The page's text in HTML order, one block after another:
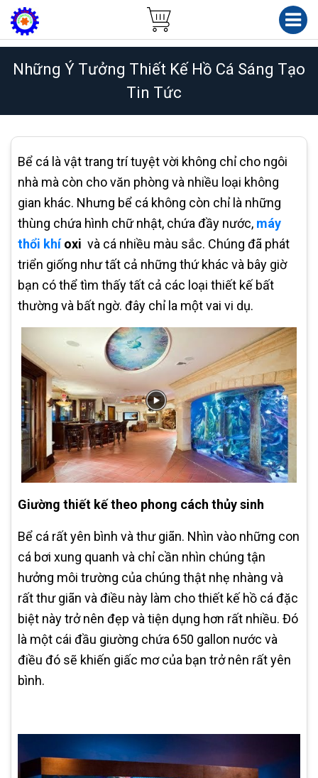
Những Ý Tưởng Thiết Kế Hồ Cá Sáng Tạo
Tin Tức
Bể cá là vật trang trí tuyệt vời không chỉ cho ngôi
nhà mà còn cho văn phòng và nhiều loại không
gian khác. Nhưng bể cá không còn chỉ là những
thùng chứa hình chữ nhật, chứa đầy nước, máy
thổi khíoxi và cá nhiều màu sắc. Chúng đã phát
triển giống như tất cả những thứ khác và bây giờ
bạn có thể tìm thấy tất cả các loại thiết kế bất
thường và bất ngờ. đây chỉ la một vai vi dụ.
Giường thiết kế theo phong cách thủy sinh
Bể cá rất yên bình và thư giãn. Nhìn vào những con
cá bơi xung quanh và chỉ cần nhìn chúng tận
hưởng môi trường của chúng thật nhẹ nhàng và
rất thư giãn và điều này làm cho thiết kế hồ cá đặc
biệt này trở nên đẹp và tiện dụng hơn rất nhiều. Đó
là một cái đầu giường chứa 650 gallon nước và
điều đó sẽ khiến giấc mơ của bạn trở nên rất yên
bình.